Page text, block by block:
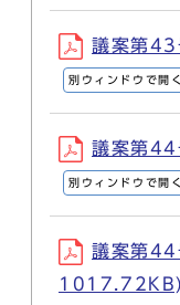
議案第
別ウィンドウで開く
議案第
別ウィンドウで開く
議案第44
1017.72KB)